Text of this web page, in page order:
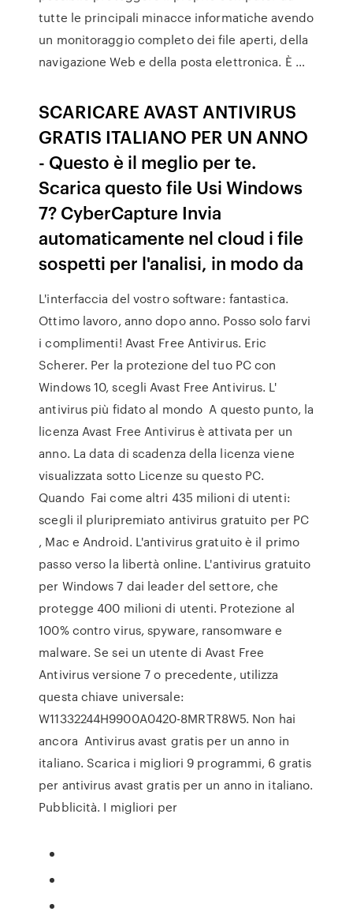
tutte le principali minacce informatiche avendo
un monitoraggio completo dei file aperti, della
navigazione Web e della posta elettronica. È …
SCARICARE AVAST ANTIVIRUS
GRATIS ITALIANO PER UN ANNO
- Questo è il meglio per te.
Scarica questo file Usi Windows
7? CyberCapture Invia
automaticamente nel cloud i file
sospetti per l'analisi, in modo da
L'interfaccia del vostro software: fantastica.
Ottimo lavoro, anno dopo anno. Posso solo farvi
i complimenti! Avast Free Antivirus. Eric
Scherer. Per la protezione del tuo PC con
Windows 10, scegli Avast Free Antivirus. L'
antivirus più fidato al mondo A questo punto, la
licenza Avast Free Antivirus è attivata per un
anno. La data di scadenza della licenza viene
visualizzata sotto Licenze su questo PC.
Quando Fai come altri 435 milioni di utenti:
scegli il pluripremiato antivirus gratuito per PC
, Mac e Android. L'antivirus gratuito è il primo
passo verso la libertà online. L'antivirus gratuito
per Windows 7 dai leader del settore, che
protegge 400 milioni di utenti. Protezione al
100% contro virus, spyware, ransomware e
malware. Se sei un utente di Avast Free
Antivirus versione 7 o precedente, utilizza
questa chiave universale:
W11332244H9900A0420-8MRTR8W5. Non hai
ancora Antivirus avast gratis per un anno in
italiano. Scarica i migliori 9 programmi, 6 gratis
per antivirus avast gratis per un anno in italiano.
Pubblicità. I migliori per